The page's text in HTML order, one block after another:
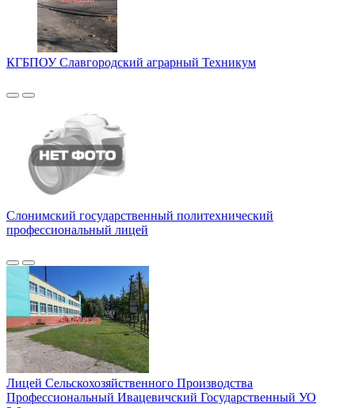
КГБПОУ Славгородский аграрный Техникум
Слонимский государственный политехнический
профессиональный лицей
Лицей Сельскохозяйственного Производства
Профессиональный Ивацевичский Государственный УО